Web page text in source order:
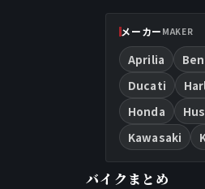
メーカー MAKER
Aprilia
Ducati
Honda
Kawasaki
バイクまとめ